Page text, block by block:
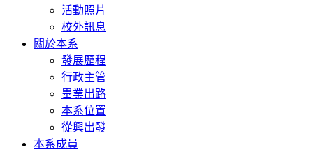
活動照片
校外訊息
關於本系
發展歷程
行政主管
畢業出路
本系位置
從興出發
本系成員